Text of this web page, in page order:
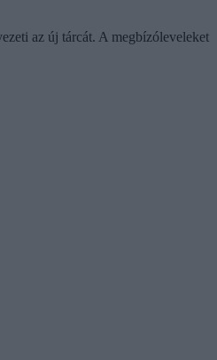
az új tárcát. A megbízóleveleket